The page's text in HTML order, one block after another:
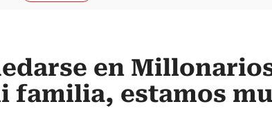
en
familia, estamos